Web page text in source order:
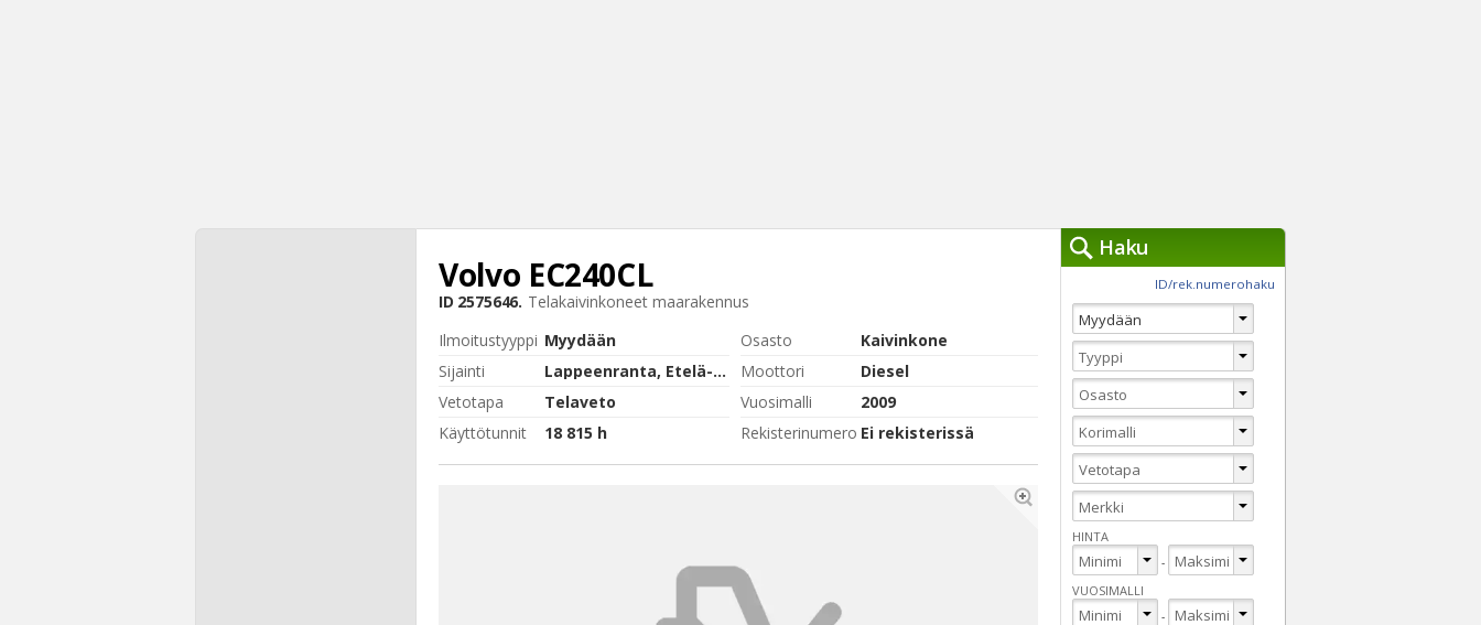
Volvo EC240CL
ID 2575646. Telakaivinkoneet maarakennus
Ilmoitustyyppi Myydään Osasto
Kaivinkone
Sijainti
Lappeenranta, Etelä-Karjala Moottori
Diesel
Vetotapa
Telaveto Vuosimalli
2009
Käyttötunnit
18 815 h Rekisterinumero Ei rekisterissä
Haku
ID/rek.numerohaku
HINTA
-
VUOSIMALLI
-